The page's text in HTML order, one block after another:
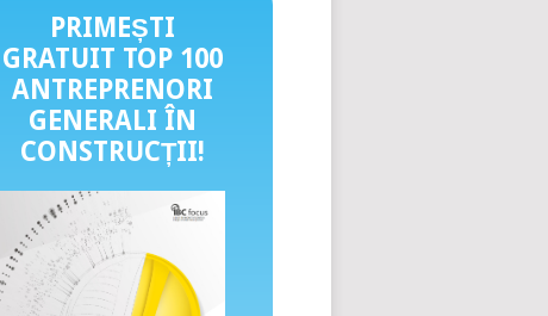
PRIMEȘTI
GRATUIT TOP 100
ANTREPRENORI
GENERALI ÎN
CONSTRUCȚII!